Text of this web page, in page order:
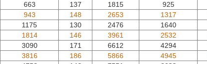
663 137 1815 925
943 148 2653 1317
1175 130 2476 1640
1814 146 3961 2532
3090 171 6612 4294
3816 186 5866 4945